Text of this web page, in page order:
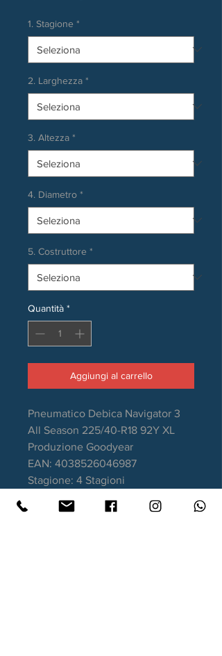
1. Stagione *
2. Larghezza *
3. Altezza *
4. Diametro *
5. Costruttore *
Quantità *
Aggiungi al carrello
Pneumatico Debica Navigator 3
All Season 225/40-R18 92Y XL
Produzione Goodyear
EAN: 4038526046987
Stagione: 4 Stagioni
Aderenza sul bagnato: C